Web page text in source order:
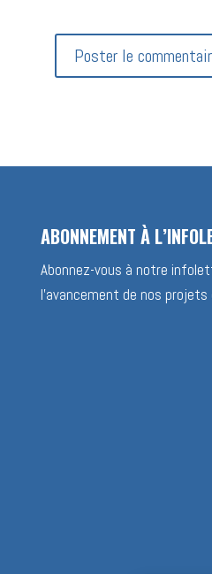
ABONNEMENT À
Abonnez-vous à notre
l’avancement de nos